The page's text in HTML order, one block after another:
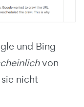
und Bing
von
nicht